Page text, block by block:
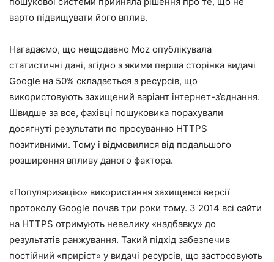
варто підвищувати його вплив.
Нагадаємо, що нещодавно Moz опублікувала
статистичні дані, згідно з якими перша сторінка видачі
Google на 50% складається з ресурсів, що
використовують захищений варіант інтернет-з’єднання.
Швидше за все, фахівці пошуковика порахували
досягнуті результати по просуванню HTTPS
позитивними. Тому і відмовилися від подальшого
розширення впливу даного фактора.
«Популяризацію» використання захищеної версії
протоколу Google почав три роки тому. З 2014 всі сайти
на HTTPS отримують невелику «надбавку» до
результатів ранжування. Такий підхід забезпечив
постійний «приріст» у видачі ресурсів, що застосовують